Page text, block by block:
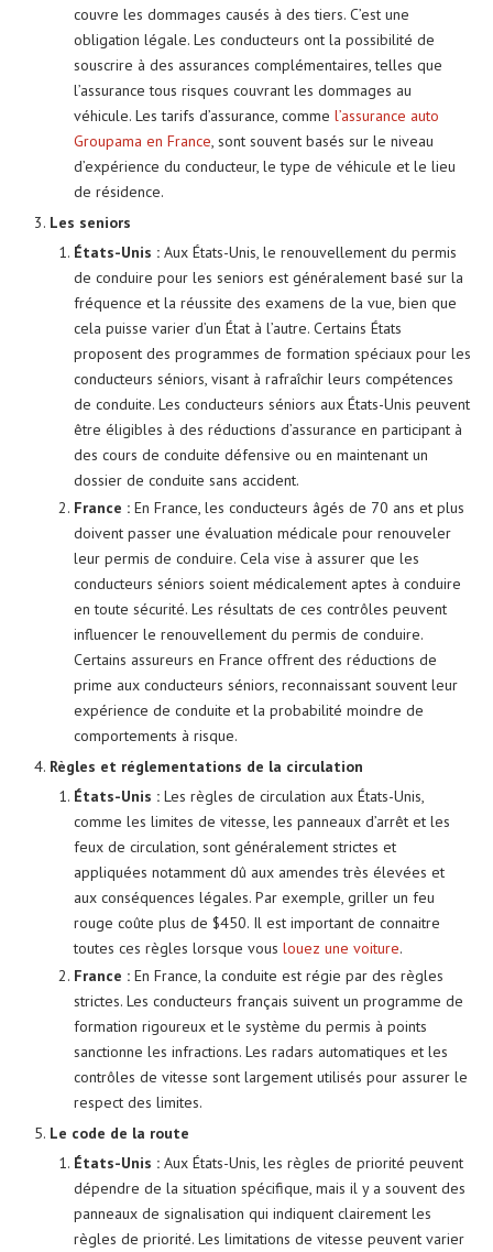
couvre les dommages causés à des tiers. C’est une
obligation légale. Les conducteurs ont la possibilité de
souscrire à des assurances complémentaires, telles que
l’assurance tous risques couvrant les dommages au
véhicule. Les tarifs d’assurance, comme l’assurance auto
Groupama en France, sont souvent basés sur le niveau
d’expérience du conducteur, le type de véhicule et le lieu
de résidence.
Les seniors
États-Unis : Aux États-Unis, le renouvellement du permis
de conduire pour les seniors est généralement basé sur la
fréquence et la réussite des examens de la vue, bien que
cela puisse varier d’un État à l’autre. Certains États
proposent des programmes de formation spéciaux pour les
conducteurs séniors, visant à rafraîchir leurs compétences
de conduite. Les conducteurs séniors aux États-Unis peuvent
être éligibles à des réductions d’assurance en participant à
des cours de conduite défensive ou en maintenant un
dossier de conduite sans accident.
France : En France, les conducteurs âgés de 70 ans et plus
doivent passer une évaluation médicale pour renouveler
leur permis de conduire. Cela vise à assurer que les
conducteurs séniors soient médicalement aptes à conduire
en toute sécurité. Les résultats de ces contrôles peuvent
influencer le renouvellement du permis de conduire.
Certains assureurs en France offrent des réductions de
prime aux conducteurs séniors, reconnaissant souvent leur
expérience de conduite et la probabilité moindre de
comportements à risque.
Règles et réglementations de la circulation
États-Unis : Les règles de circulation aux États-Unis,
comme les limites de vitesse, les panneaux d’arrêt et les
feux de circulation, sont généralement strictes et
appliquées notamment dû aux amendes très élevées et
aux conséquences légales. Par exemple, griller un feu
rouge coûte plus de $450. Il est important de connaitre
toutes ces règles lorsque vous louez une voiture.
France : En France, la conduite est régie par des règles
strictes. Les conducteurs français suivent un programme de
formation rigoureux et le système du permis à points
sanctionne les infractions. Les radars automatiques et les
contrôles de vitesse sont largement utilisés pour assurer le
respect des limites.
Le code de la route
États-Unis : Aux États-Unis, les règles de priorité peuvent
dépendre de la situation spécifique, mais il y a souvent des
panneaux de signalisation qui indiquent clairement les
règles de priorité. Les limitations de vitesse peuvent varier